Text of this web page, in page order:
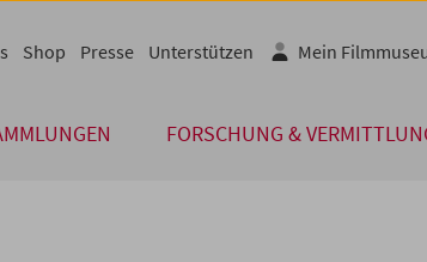
FORSCHUNG &
Shop Presse Unterstützen Mein